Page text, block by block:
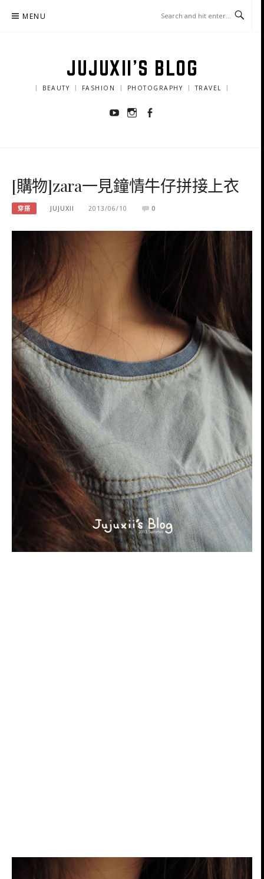
MENU
JUJUXII'S BLOG
｜ BEAUTY ｜ FASHION ｜ PHOTOGRAPHY ｜ TRAVEL ｜
YoutubeInstagram
[購物]zara一見鐘情牛仔拼接上衣
穿搭 JUJUXII 2013/06/10 0